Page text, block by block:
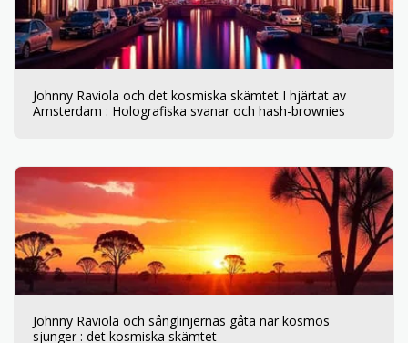
Johnny Raviola och det kosmiska skämtet I hjärtat av
Amsterdam : Holografiska svanar och hash-brownies
Johnny Raviola och sånglinjernas gåta när kosmos
sjunger : det kosmiska skämtet